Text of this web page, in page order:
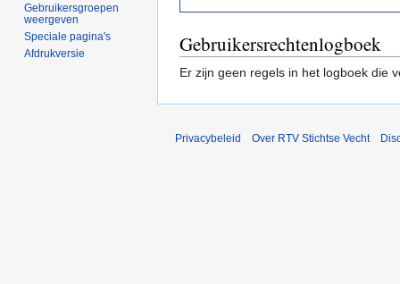
Gebruikersrechtenlogboek
Er zijn geen regels in het logboek die
Gebruikersgroepen
weergeven
Speciale pagina's
Afdrukversie
Privacybeleid Over RTV Stichtse Vecht